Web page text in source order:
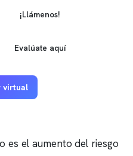
¡Llámenos!
Evalúate aquí
virtual
es el aumento del riesgo